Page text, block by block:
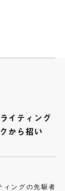
イティング
から招い
ィングの先駆者